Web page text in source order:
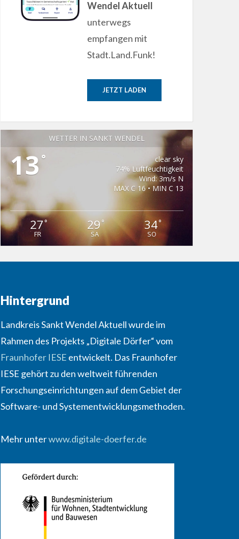
Wendel Aktuell
unterwegs
empfangen mit
Stadt.Land.Funk!
JETZT LADEN
WETTER IN SANKT WENDEL
13 °
clear sky
74% Luftfeuchtigkeit
Wind: 3m/s N
MAX C 16 • MIN C 13
27°
FR
29°
SA
34°
SO
Hintergrund
Landkreis Sankt Wendel Aktuell wurde im
Rahmen des Projekts „Digitale Dörfer“ vom
Fraunhofer IESE entwickelt. Das Fraunhofer
IESE gehört zu den weltweit führenden
Forschungseinrichtungen auf dem Gebiet der
Software- und Systementwicklungsmethoden.
Mehr unterwww.digitale-doerfer.de